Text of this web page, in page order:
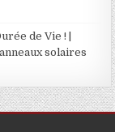
de Vie ! |
solaires